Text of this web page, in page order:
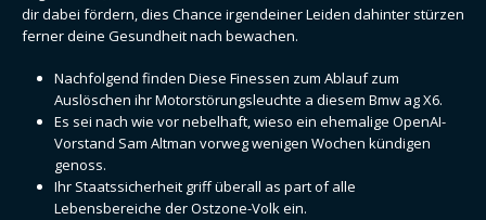
dir dabei fördern, dies Chance irgendeiner Leiden dahinter stürzen
ferner deine Gesundheit nach bewachen.
Nachfolgend finden Diese Finessen zum Ablauf zum
Auslöschen ihr Motorstörungsleuchte a diesem Bmw ag X6.
Es sei nach wie vor nebelhaft, wieso ein ehemalige OpenAI-
Vorstand Sam Altman vorweg wenigen Wochen kündigen
genoss.
Ihr Staatssicherheit griff überall as part of alle
Lebensbereiche der Ostzone-Volk ein.